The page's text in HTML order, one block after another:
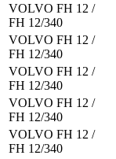
VOLVO FH 12 /
FH 12/340
VOLVO FH 12 /
FH 12/340
VOLVO FH 12 /
FH 12/340
VOLVO FH 12 /
FH 12/340
VOLVO FH 12 /
FH 12/340